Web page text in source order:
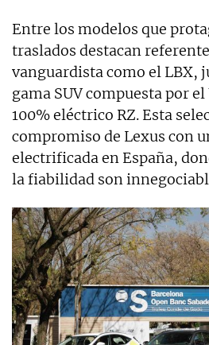
Entre los modelos que
traslados destacan
vanguardista como el LBX,
gama SUV compuesta por el
100% eléctrico RZ. Esta
compromiso de Lexus con
electrificada en España,
la fiabilidad son